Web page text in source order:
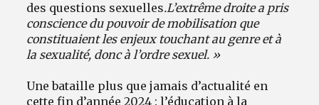
des questions sexuelles.L’extrême droite a pris
conscience du pouvoir de mobilisation que
constituaient les enjeux touchant au genre et à
la sexualité, donc à l’ordre sexuel. »
Une bataille plus que jamais d’actualité en
cette fin d’année 2024 : l’éducation à la